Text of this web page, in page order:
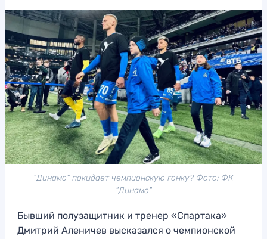
"Динамо" покидает чемпионскую гонку? Фото: ФК
"Динамо"
Бывший полузащитник и тренер «Спартака»
Дмитрий Аленичев высказался о чемпионской